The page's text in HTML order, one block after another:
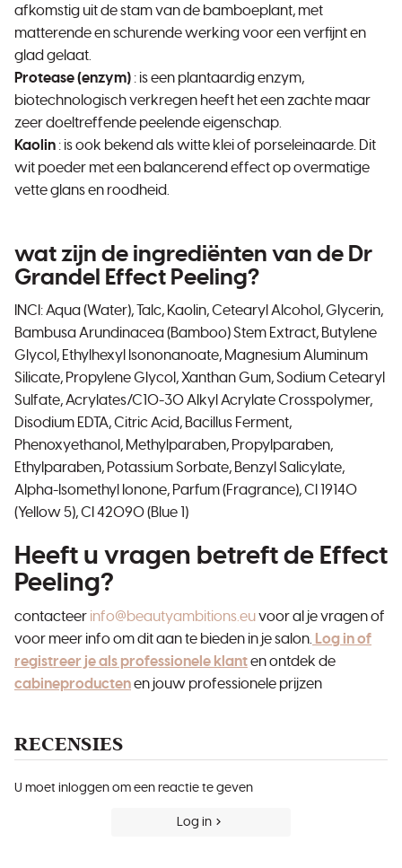
afkomstig uit de stam van de bamboeplant, met
matterende en schurende werking voor een verfijnt en
glad gelaat.
Protease (enzym) : is een plantaardig enzym,
biotechnologisch verkregen heeft het een zachte maar
zeer doeltreffende peelende eigenschap.
Kaolin : is ook bekend als witte klei of porseleinaarde. Dit
wit poeder met een balancerend effect op overmatige
vette glans en roodheid.
wat zijn de ingrediënten van de Dr
Grandel Effect Peeling?
INCI: Aqua (Water), Talc, Kaolin, Cetearyl Alcohol, Glycerin,
Bambusa Arundinacea (Bamboo) Stem Extract, Butylene
Glycol, Ethylhexyl Isononanoate, Magnesium Aluminum
Silicate, Propylene Glycol, Xanthan Gum, Sodium Cetearyl
Sulfate, Acrylates/C10-30 Alkyl Acrylate Crosspolymer,
Disodium EDTA, Citric Acid, Bacillus Ferment,
Phenoxyethanol, Methylparaben, Propylparaben,
Ethylparaben, Potassium Sorbate, Benzyl Salicylate,
Alpha-Isomethyl Ionone, Parfum (Fragrance), CI 19140
(Yellow 5), CI 42090 (Blue 1)
Heeft u vragen betreft de Effect
Peeling?
contacteer info@beautyambitions.euvoor al je vragen of
voor meer info om dit aan te bieden in je salon. Log in of
registreer je als professionele klanten ontdek de
cabineproductenen jouw professionele prijzen
RECENSIES
U moet inloggen om een reactie te geven
Log in